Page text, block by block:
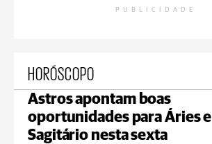
PUBLICIDADE
HORÓSCOPO
Astros apontam boas
oportunidades para Áries e
Sagitário nesta sexta